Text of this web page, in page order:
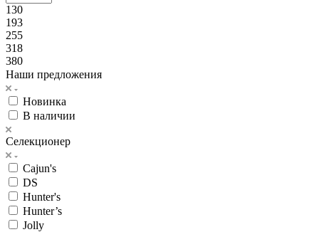
130
193
255
318
380
Наши предложения
Новинка
В наличии
Селекционер
Cajun's
DS
Hunter's
Hunter’s
Jolly